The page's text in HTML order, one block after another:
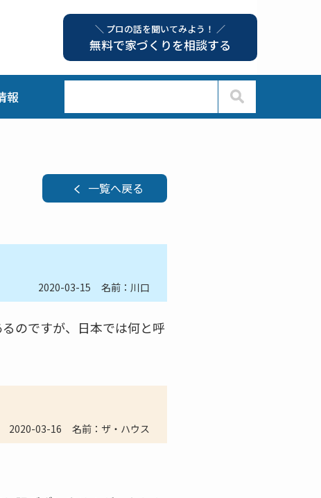
＼ プロの話を聞いてみよう！ ／
無料で家づくりを相談する
報
一覧へ戻る
2020-03-15 名前：川口
のですが、日本では何と呼
2020-03-16 名前：ザ・ハウス